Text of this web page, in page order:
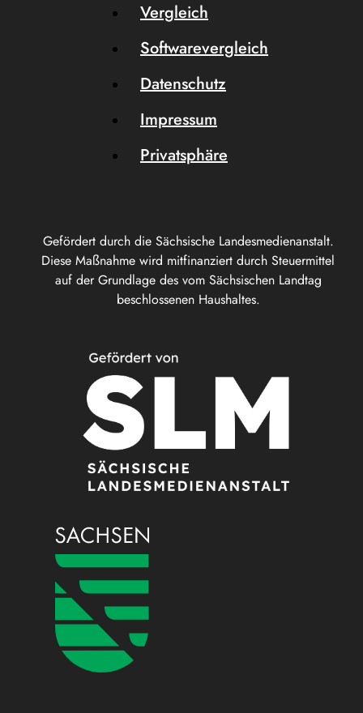
Gefördert durch die Sächsische Landesmedienanstalt.
Diese Maßnahme wird mitfinanziert durch Steuermittel
auf der Grundlage des vom Sächsischen Landtag
beschlossenen Haushaltes.
Vergleich
Softwarevergleich
Datenschutz
Impressum
Privatsphäre